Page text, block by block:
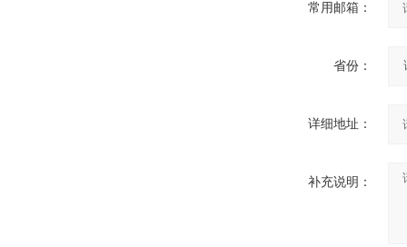
常用邮箱：
省份：
详细地址：
补充说明：